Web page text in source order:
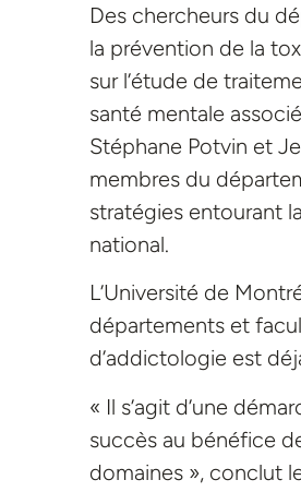
Des chercheurs du
la prévention de la
sur l’étude de
santé mentale
Stéphane Potvin et
membres du
stratégies entourant
national.
L’Université de
départements et
d’addictologie est
« Il s’agit d’une
succès au bénéfice
domaines », conclut